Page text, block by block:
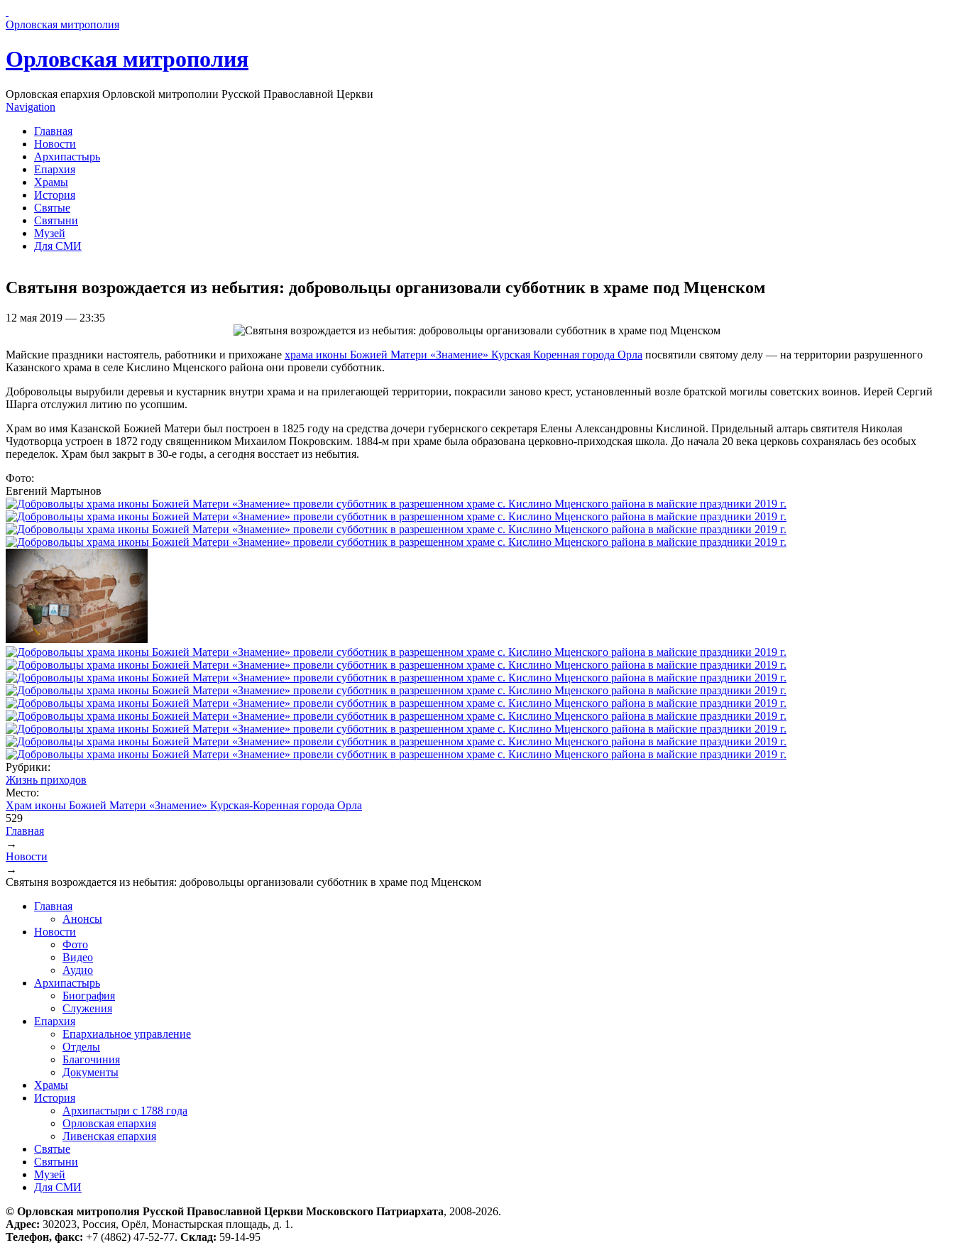
Орловская митрополия
Орловская митрополия
Орловская епархия Орловской митрополии Русской Православной Церкви
Navigation
Главная
Новости
Архипастырь
Епархия
Храмы
История
Святые
Святыни
Музей
Для СМИ
Святыня возрождается из небытия: добровольцы организовали субботник в храме под Мценском
12 мая 2019 — 23:35
Майские праздники настоятель, работники и прихожане храма иконы Божией Матери «Знамение» Курская Коренная города Орла посвятили святому делу — на территории разрушенного
Казанского храма в селе Кислино Мценского района они провели субботник.
Добровольцы вырубили деревья и кустарник внутри храма и на прилегающей территории, покрасили заново крест, установленный возле братской могилы советских воинов. Иерей Сергий
Шарга отслужил литию по усопшим.
Храм во имя Казанской Божией Матери был построен в 1825 году на средства дочери губернского секретаря Елены Александровны Кислиной. Придельный алтарь святителя Николая
Чудотворца устроен в 1872 году священником Михаилом Покровским. 1884-м при храме была образована церковно-приходская школа. До начала 20 века церковь сохранялась без особых
переделок. Храм был закрыт в 30-е годы, а сегодня восстает из небытия.
Фото:
Евгений Мартынов
Рубрики:
Жизнь приходов
Место:
Храм иконы Божией Матери «Знамение» Курская-Коренная города Орла
529
Вы здесь
Главная
→
Новости
→
Святыня возрождается из небытия: добровольцы организовали субботник в храме под Мценском
Главная
Анонсы
Новости
Фото
Видео
Аудио
Архипастырь
Биография
Служения
Епархия
Епархиальное управление
Отделы
Благочиния
Документы
Храмы
История
Архипастыри с 1788 года
Орловская епархия
Ливенская епархия
Святые
Святыни
Музей
Для СМИ
© Орловская митрополия Русской Православной Церкви Московского Патриархата, 2008-2026.
Адрес: 302023, Россия, Орёл, Монастырская площадь, д. 1.
Телефон, факс: +7 (4862) 47-52-77. Склад: 59-14-95